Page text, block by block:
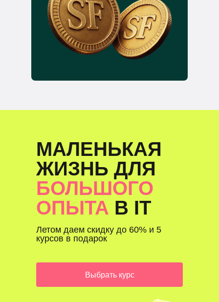
Летом даем скидку до 60% и 5
курсов в подарок
МАЛЕНЬКАЯ
ЖИЗНЬ ДЛЯ
БОЛЬШОГО
ОПЫТА В IT
Выбрать курс